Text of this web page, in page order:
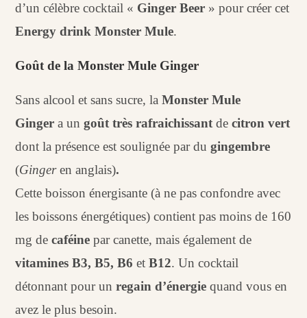
d’un célèbre cocktail « Ginger Beer » pour créer cet
Energy drink Monster Mule.
Goût de la Monster Mule Ginger
Sans alcool et sans sucre, laMonster Mule
Ginger a ungoût très rafraichissant decitron vert
dont la présence est soulignée par dugingembre
(Gingeren anglais).
Cette boisson énergisante (à ne pas confondre avec
les boissons énergétiques) contient pas moins de 160
mg decaféine par canette, mais également de
vitamines B3, B5, B6et B12. Un cocktail
détonnant pour unregain d’énergie quand vous en
avez le plus besoin.